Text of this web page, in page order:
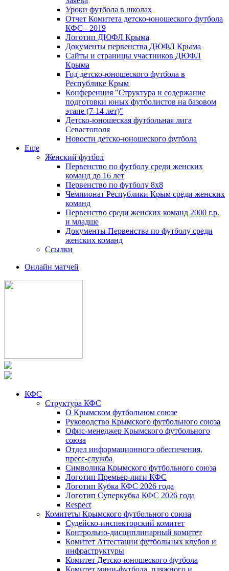
Уроки футбола в школах
Отчет Комитета детско-юношеского футбола
КФС - 2019
Логотип ДЮФЛ Крыма
Документы первенства ДЮФЛ Крыма
Сайты и страницы участников ДЮФЛ
Крыма
Год детско-юношеского футбола в
Республике Крым
Конференция "Структура и содержание
подготовки юных футболистов на базовом
этапе (7-14 лет)"
Детско-юношеская футбольная лига
Севастополя
Новости детско-юношеского футбола
Еще
Женский футбол
Первенство по футболу среди женских
команд до 16 лет
Первенство по футболу 8х8
Чемпионат Республики Крым среди женских
команд
Первенство среди женских команд 2000 г.р.
и младше
Документы Первенства по футболу среди
женских команд
Ссылки
Онлайн матчей
КФС
Структура КФС
О Крымском футбольном союзе
Руководство Крымского футбольного союза
Офис-менеджер Крымского футбольного
союза
Отдел информационного обеспечения,
пресс-служба
Символика Крымского футбольного союза
Логотип Премьер-лиги КФС
Логотип Кубка КФС 2026 года
Логотип Суперкубка КФС 2026 года
Respect
Комитеты Крымского футбольного союза
Судейско-инспекторский комитет
Контрольно-дисциплинарный комитет
Комитет Аттестации футбольных клубов и
инфраструктуры
Комитет Детско-юношеского футбола
Комитет мини-футбола, пляжного и